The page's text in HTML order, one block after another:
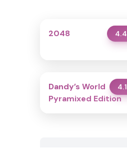
4.4
2048
4.1
Dandy’s World
Pyramixed Edition